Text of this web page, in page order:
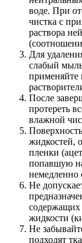
воде. При
чистка с
раствора
Для
слабый
применяйте
После
протереть
влажной
жидкостей,
пленки
попавшую
немедленно
Не
содержащих
жидкости
Не
подходят